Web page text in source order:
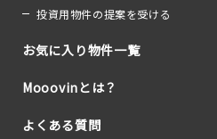
投資用物件の提案を受ける
お気に入り物件一覧
Mooovinとは？
よくある質問